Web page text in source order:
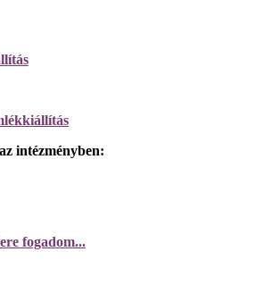
intézményben:
fogadom...